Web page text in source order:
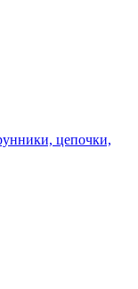
цепочки,